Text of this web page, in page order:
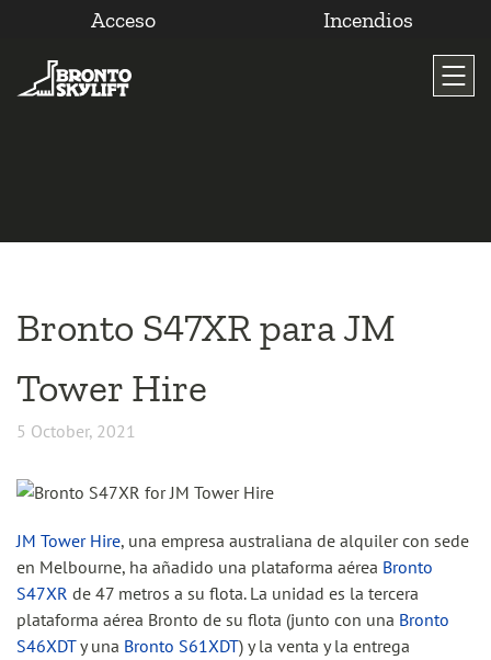
contenido
Acceso Incendios
Bronto S47XR para JM
Tower Hire
5 October, 2021
JM Tower Hire, una empresa australiana de alquiler con sede
en Melbourne, ha añadido una plataforma aérea Bronto
S47XR de 47 metros a su flota. La unidad es la tercera
plataforma aérea Bronto de su flota (junto con una Bronto
S46XDTy una Bronto S61XDT) y la venta y la entrega